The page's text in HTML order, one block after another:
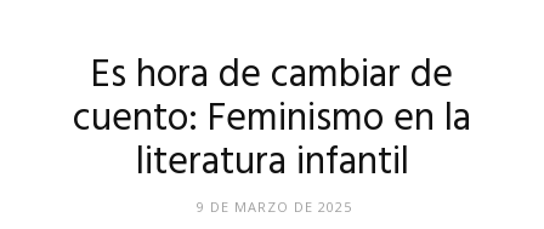
Es hora de cambiar de
cuento: Feminismo en la
literatura infantil
9 DE MARZO DE 2025